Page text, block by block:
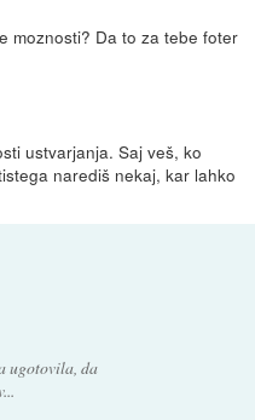
moznosti? Da to za tebe foter
ustvarjanja. Saj veš, ko
narediš nekaj, kar lahko
ugotovila, da